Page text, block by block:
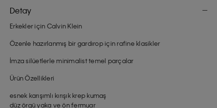
Detay
Erkekler için Calvin Klein
Özenle hazırlanmış bir gardırop için rafine klasikler
İmza silüetlerle minimalist temel parçalar
Ürün Özellikleri
esnek karışımlı kırışık krep kumaş
düz örgü yaka ve ön fermuar